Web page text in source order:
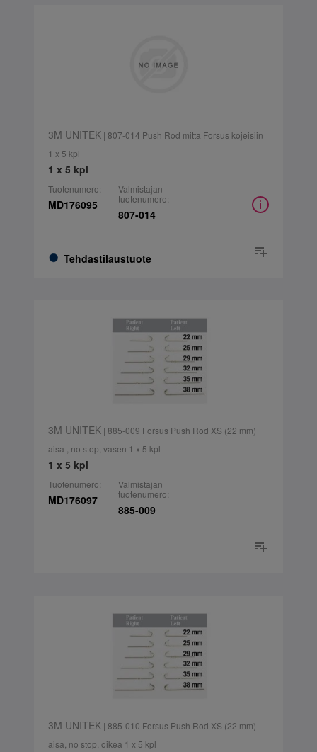
3M UNITEK| 807-014 Push Rod mitta Forsus kojeisiin
1 x 5 kpl
1 x 5 kpl
Tuotenumero:
MD176095
Tehdastilaustuote
Valmistajan
tuotenumero:
807-014
3M UNITEK| 885-009 Forsus Push Rod XS (22 mm)
aisa , no stop, vasen 1 x 5 kpl
1 x 5 kpl
Tuotenumero:
MD176097
Valmistajan
tuotenumero:
885-009
3M UNITEK| 885-010 Forsus Push Rod XS (22 mm)
aisa, no stop, oikea 1 x 5 kpl